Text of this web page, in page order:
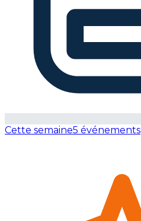
Cette semaine5 événements